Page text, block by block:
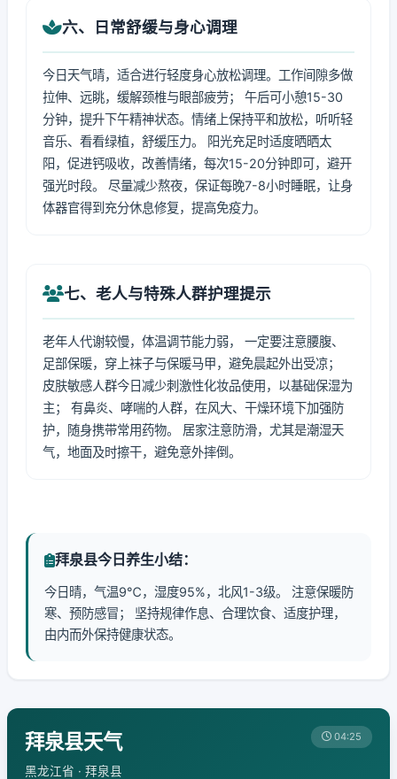
六、日常舒缓与身心调理
今日天气晴，适合进行轻度身心放松调理。工作间隙多做
拉伸、远眺，缓解颈椎与眼部疲劳； 午后可小憩15-30
分钟，提升下午精神状态。情绪上保持平和放松，听听轻
音乐、看看绿植，舒缓压力。 阳光充足时适度晒晒太
阳，促进钙吸收，改善情绪，每次15-20分钟即可，避开
强光时段。 尽量减少熬夜，保证每晚7-8小时睡眠，让身
体器官得到充分休息修复，提高免疫力。
七、老人与特殊人群护理提示
老年人代谢较慢，体温调节能力弱， 一定要注意腰腹、
足部保暖，穿上袜子与保暖马甲，避免晨起外出受凉；
皮肤敏感人群今日减少刺激性化妆品使用，以基础保湿为
主； 有鼻炎、哮喘的人群，在风大、干燥环境下加强防
护，随身携带常用药物。 居家注意防滑，尤其是潮湿天
气，地面及时擦干，避免意外摔倒。
拜泉县今日养生小结：
今日晴，气温9℃，湿度95%，北风1-3级。 注意保暖防
寒、预防感冒； 坚持规律作息、合理饮食、适度护理，
由内而外保持健康状态。
拜泉县天气
黑龙江省 · 拜泉县
04:25